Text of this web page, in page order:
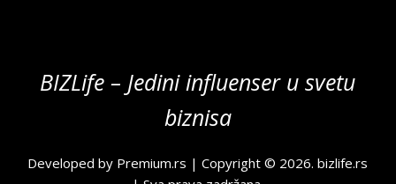
BIZLife – Jedini influenser u svetu
biznisa
Developed by Premium.rs | Copyright © 2026.bizlife.rs